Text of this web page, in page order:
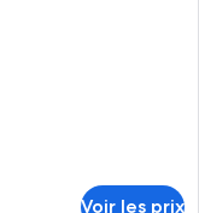
Voir les prix